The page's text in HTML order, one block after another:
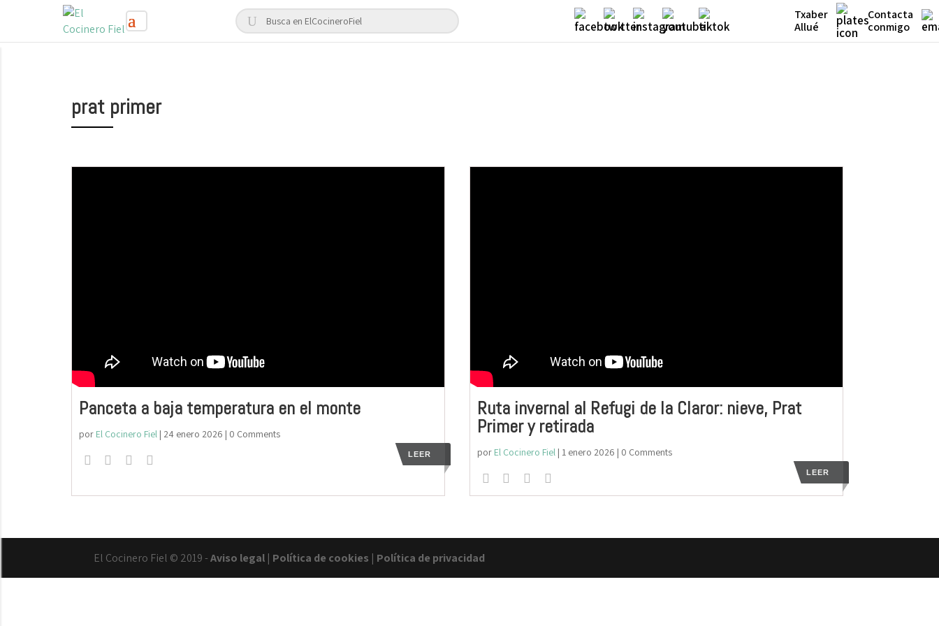
Txaber
Allué
Contacta
conmigo
prat primer
Panceta a baja temperatura en el monte
por El Cocinero Fiel| 24 enero 2026 | 0 Comments
LEER
Ruta invernal al Refugi de la Claror: nieve, Prat
Primer y retirada
por El Cocinero Fiel| 1 enero 2026 | 0 Comments
LEER
El Cocinero Fiel © 2019 -Aviso legal | Política de cookies | Política de privacidad